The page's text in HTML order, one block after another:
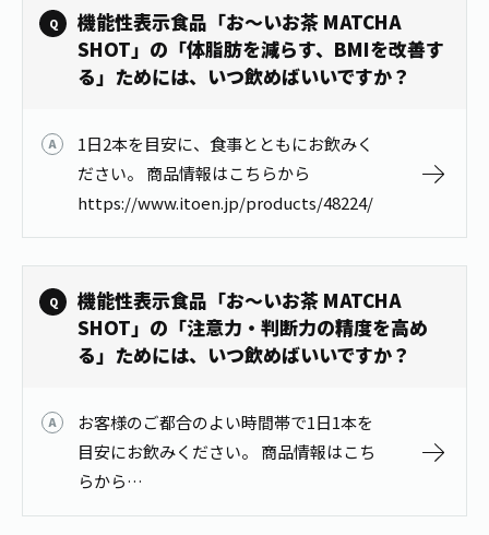
り、標準…
機能性表示食品「お～いお茶 MATCHA
SHOT」の「体脂肪を減らす、BMIを改善す
る」ためには、いつ飲めばいいですか？
1日2本を目安に、食事とともにお飲みく
ださい。 商品情報はこちらから
https://www.itoen.jp/products/48224/
機能性表示食品「お～いお茶 MATCHA
SHOT」の「注意力・判断力の精度を高め
る」ためには、いつ飲めばいいですか？
お客様のご都合のよい時間帯で1日1本を
目安にお飲みください。 商品情報はこち
らから
https://www.itoen.jp/products/48224/